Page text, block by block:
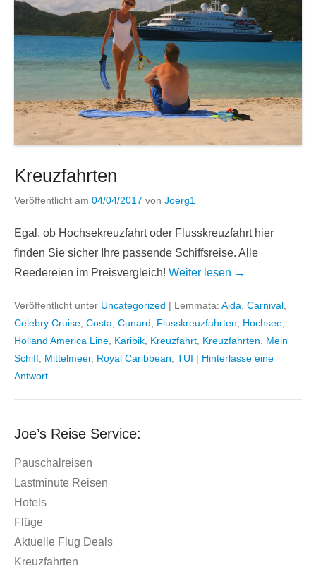
Kreuzfahrten
Veröffentlicht am 04/04/2017 von Joerg1
Egal, ob Hochsekreuzfahrt oder Flusskreuzfahrt hier
finden Sie sicher Ihre passende Schiffsreise. Alle
Reedereien im Preisvergleich! Weiter lesen →
Veröffentlicht unter Uncategorized | Lemmata: Aida Carnival
Celebry Cruise Costa Cunard Flusskreuzfahrten Hochsee
Holland America Line Karibik Kreuzfahrt Kreuzfahrten
Mein
Schiff Mittelmeer, Royal Caribbean TUI | Hinterlasse eine
Antwort
Joe’s Reise Service:
Pauschalreisen
Lastminute Reisen
Hotels
Flüge
Aktuelle Flug Deals
Kreuzfahrten